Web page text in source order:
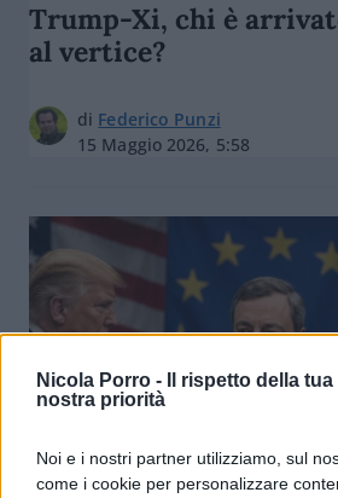
Nicola Porro -
Il rispetto della
nostra priorità
Noi e i nostri partner utilizziamo, sul
come i cookie per personalizzare
Trump-Xi, chi è
al vertice?
di Federico Punzi
15 Maggio 2026, 5:58